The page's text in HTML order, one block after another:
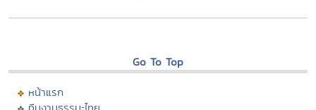
Go To Top
หน้าแรก